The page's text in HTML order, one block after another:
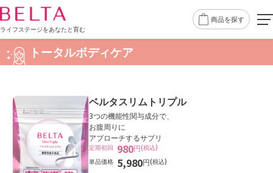
ライフステージをあなたと育む
商品を探す
トータルボディケア
ベルタスリムトリプル
3つの機能性関与成分で、
お腹周りに
アプローチするサプリ
定期初回 980円(税込)
単品価格 5,980円(税込)